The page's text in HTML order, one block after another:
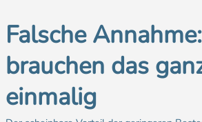
Falsche
brauchen das
einmalig